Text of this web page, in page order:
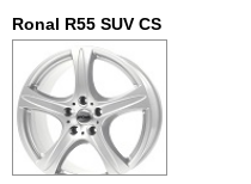
Ronal R55 SUV CS